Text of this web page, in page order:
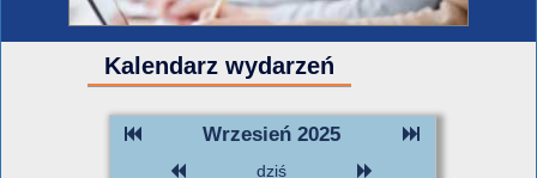
Kalendarz wydarzeń
Wrzesień 2025
dziś